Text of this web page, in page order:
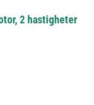
2 hastigheter